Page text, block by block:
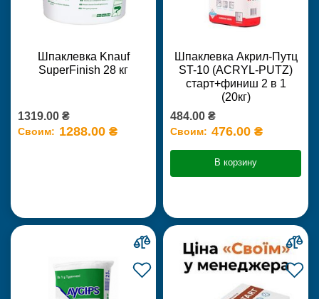
Шпаклевка Knauf
SuperFinish 28 кг
1319.00 ₴
Своим: 1288.00 ₴
Шпаклевка Акрил-Путц
ST-10 (ACRYL-PUTZ)
старт+финиш 2 в 1
(20кг)
484.00 ₴
Своим: 476.00 ₴
В корзину